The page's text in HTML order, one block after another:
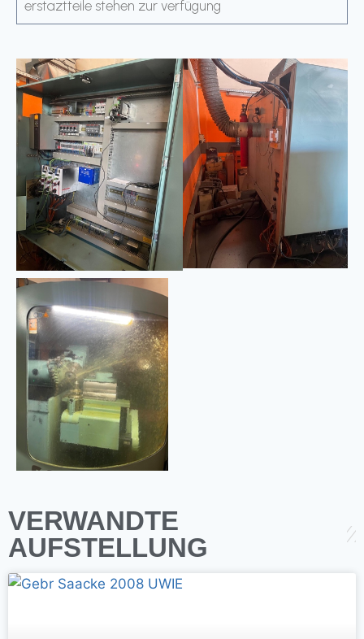
erstaztteile stehen zur verfügung
VERWANDTE
AUFSTELLUNG